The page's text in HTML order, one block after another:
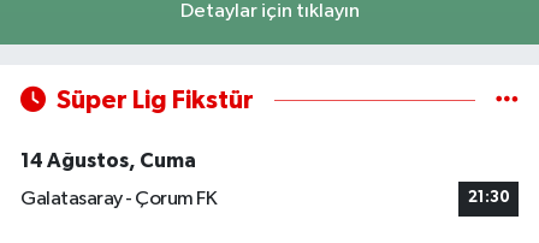
Detaylar için tıklayın
Süper Lig Fikstür
14 Ağustos, Cuma
Galatasaray - Çorum FK
21:30